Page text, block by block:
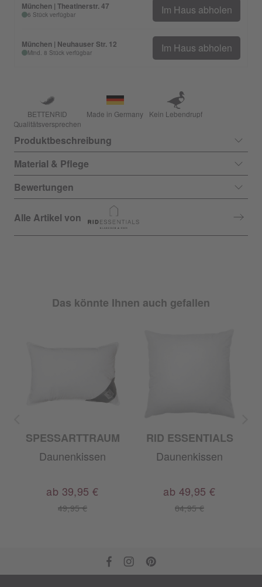
München | Theatinerstr. 47
6 Stück verfügbar Im Haus abholen
München | Neuhauser Str. 12
Mind. 8 Stück verfügbar Im Haus abholen
BETTENRID
Qualitätsversprechen
Made in Germany Kein Lebendrupf
Produktbeschreibung
Material & Pflege
Bewertungen
Alle Artikel von
Das könnte Ihnen auch gefallen
SPESSARTTRAUM
Daunenkissen
49,95 €
ab 39,95 €
RID ESSENTIALS
Daunenkissen
64,95 €
ab 49,95 €